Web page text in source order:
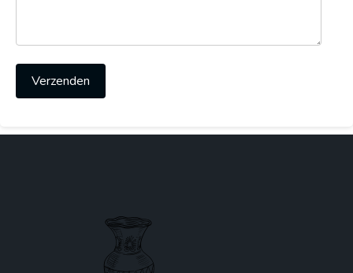
Verzenden